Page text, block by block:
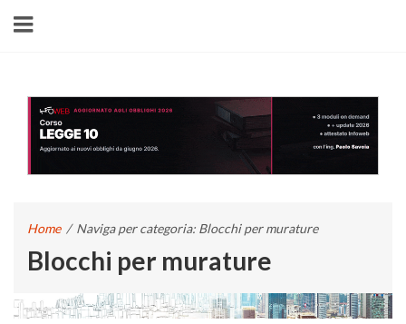
Home / Naviga per categoria: Blocchi per murature
Blocchi per murature